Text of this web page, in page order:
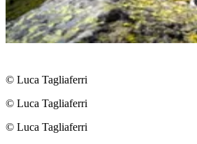
© Luca Tagliaferri
© Luca Tagliaferri
© Luca Tagliaferri